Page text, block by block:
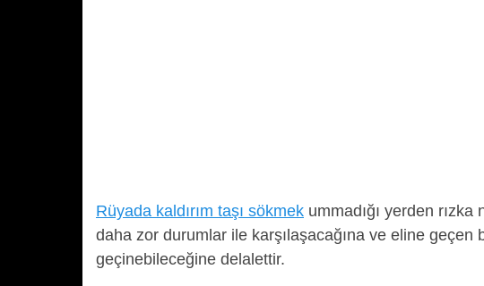
Rüyada kaldırım taşı sökmek ummadığı yerden
daha zor durumlar ile karşılaşacağına ve eline
geçinebileceğine delalettir.